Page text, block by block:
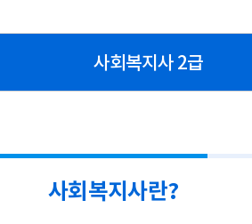
사회복지사 2급
사회복지사란?